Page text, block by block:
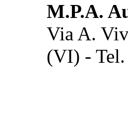
M.P.A.
Via A.
(VI) -